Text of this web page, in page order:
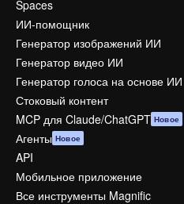
Spaces
ИИ-помощник
Генератор изображений ИИ
Генератор видео ИИ
Генератор голоса на основе ИИ
Стоковый контент
MCP для Claude/ChatGPT Новое
Агенты Новое
API
Мобильное приложение
Все инструменты Magnific